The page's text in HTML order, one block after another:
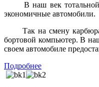
В наш век тотальной
экономичные автомобили.
Так на смену
бортовой компьютер. В
своем автомобиле
Подробнее